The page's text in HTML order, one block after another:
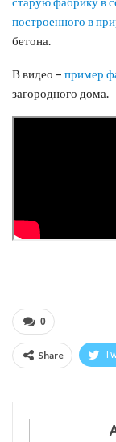
построенного в
бетона.
В видео – пример
загородного дома.
0
Share